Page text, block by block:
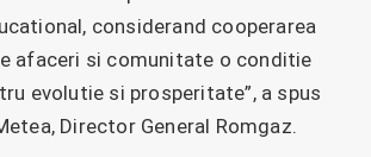
considerand cooperarea
afaceri si comunitate o conditie
evolutie si prosperitate”, a spus
Director General Romgaz.